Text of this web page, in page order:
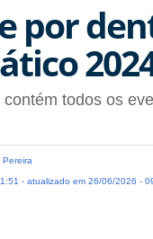
por
contém todos os
- atualizado em 26/06/2026 -